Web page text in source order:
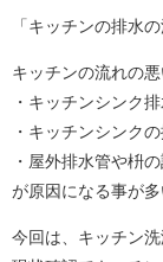
「キッチンの排水
キッチンの流れの
・キッチンシンク
・キッチンシンク
・屋外排水管や枡
が原因になる事が
今回は、キッチン